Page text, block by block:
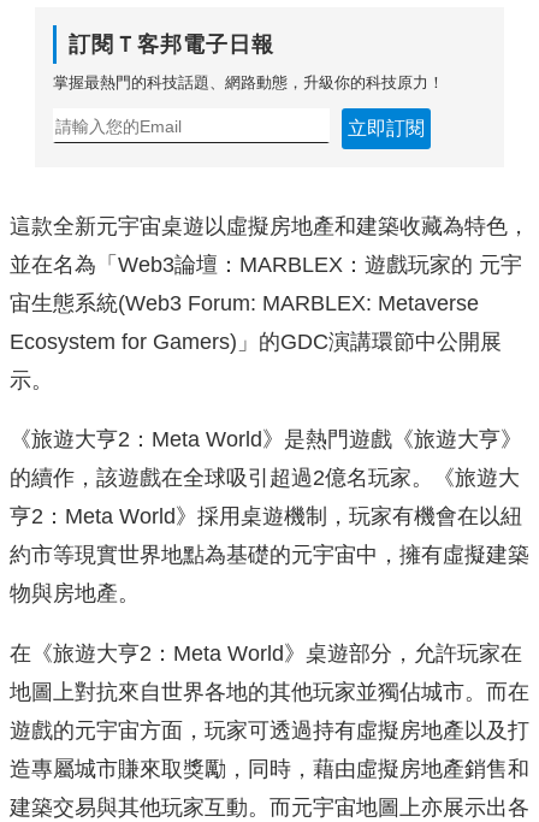
訂閱Ｔ客邦電子日報
掌握最熱門的科技話題、網路動態，升級你的科技原力！
立即訂閱
這款全新元宇宙桌遊以虛擬房地產和建築收藏為特色，
並在名為「Web3論壇：MARBLEX：遊戲玩家的 元宇
宙生態系統(Web3 Forum: MARBLEX: Metaverse
Ecosystem for Gamers)」的GDC演講環節中公開展
示。
《旅遊大亨2：Meta World》是熱門遊戲《旅遊大亨》
的續作，該遊戲在全球吸引超過2億名玩家。《旅遊大
亨2：Meta World》採用桌遊機制，玩家有機會在以紐
約市等現實世界地點為基礎的元宇宙中，擁有虛擬建築
物與房地產。
在《旅遊大亨2：Meta World》桌遊部分， 允許玩家在
地圖上對抗來自世界各地的其他玩家並獨佔城市。 而在
遊戲的元宇宙方面， 玩家可透過持有虛擬房地產以及打
造專屬城市賺來取獎勵，同時， 藉由虛擬房地產銷售和
建築交易與其他玩家互動。 而元宇宙地圖上亦展示出各